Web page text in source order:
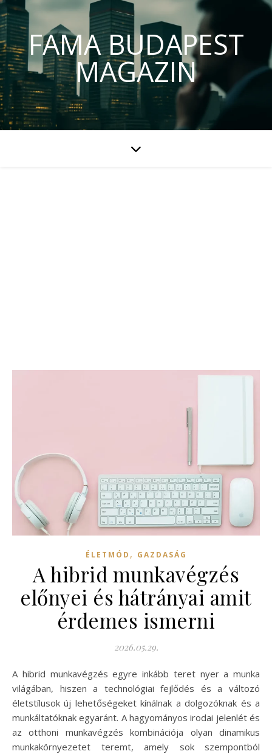
FAMA BUDAPEST
MAGAZIN
ÉLETMÓD , GAZDASÁG
A hibrid munkavégzés
előnyei és hátrányai amit
érdemes ismerni
2026.05.29.
A hibrid munkavégzés egyre inkább teret nyer a munka
világában, hiszen a technológiai fejlődés és a változó
életstílusok új lehetőségeket kínálnak a dolgozóknak és a
munkáltatóknak egyaránt. A hagyományos irodai jelenlét és
az otthoni munkavégzés kombinációja olyan dinamikus
munkakörnyezetet teremt, amely sok szempontból